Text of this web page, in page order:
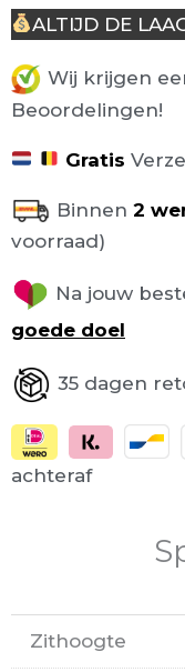
ALTIJD DE
Wij krijgen
Beoordelingen!
Gratis
Binnen 2
voorraad)
Na jouw
goede doel
35 dagen
achteraf
Zithoogte